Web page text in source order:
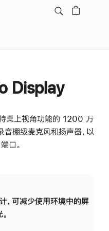
Display
桌上视角功能的 1200 万
棚级麦克风和扬声器，以
口。
，可减少使用环境中的屏